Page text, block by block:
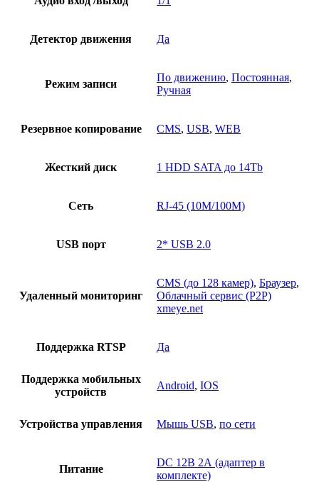
Детектор движения Да
Режим записи
По движению, Постоянная,
Ручная
Резервное копирование CMS, USB, WEB
Жесткий диск 1 HDD SATA до 14Tb
Сеть RJ-45 (10M/100M)
USB порт 2* USB 2.0
Удаленный мониторинг
CMS (до 128 камер), Браузер,
Облачный сервис (P2P)
xmeye.net
Поддержка RTSP Да
Поддержка мобильных
устройств
Android, IOS
Устройства управления Мышь USB, по сети
Питание
DC 12В 2А (адаптер в
комплекте)